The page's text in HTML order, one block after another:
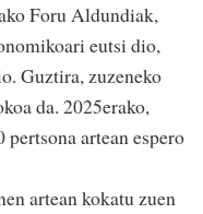
Foru Aldundiak,
eutsi dio,
Guztira, zuzeneko
da. 2025erako,
artean espero
artean kokatu zuen